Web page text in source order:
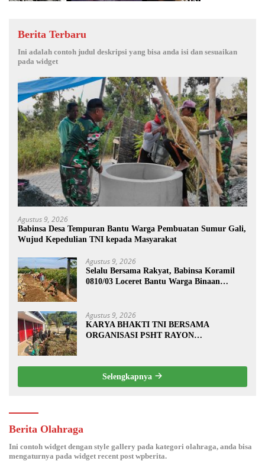
Berita Terbaru
Ini adalah contoh judul deskripsi yang bisa anda isi dan sesuaikan
pada widget
Agustus 9, 2026
Babinsa Desa Tempuran Bantu Warga Pembuatan Sumur Gali,
Wujud Kepedulian TNI kepada Masyarakat
Agustus 9, 2026
Selalu Bersama Rakyat, Babinsa Koramil
0810/03 Loceret Bantu Warga Binaan
Agustus 9, 2026
KARYA BHAKTI TNI BERSAMA
ORGANISASI PSHT RAYON
KEMANUNGGALAN TNI-RAKYAT
Selengkapnya
Berita Olahraga
Ini contoh widget dengan style gallery pada kategori olahraga, anda bisa
mengaturnya pada widget recent post wpberita.